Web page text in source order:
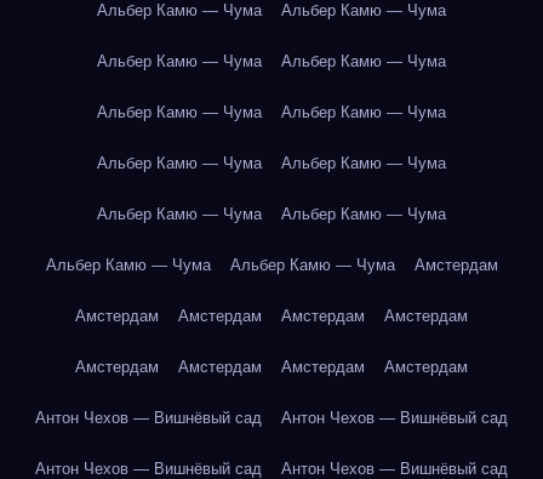
Альбер Камю — Чума Альбер Камю — Чума
Альбер Камю — Чума Альбер Камю — Чума
Альбер Камю — Чума Альбер Камю — Чума
Альбер Камю — Чума Альбер Камю — Чума
Альбер Камю — Чума Альбер Камю — Чума
Альбер Камю — Чума Альбер Камю — Чума Амстердам
Амстердам Амстердам Амстердам Амстердам
Амстердам Амстердам Амстердам Амстердам
Антон Чехов — Вишнёвый сад Антон Чехов — Вишнёвый сад
Антон Чехов — Вишнёвый сад Антон Чехов — Вишнёвый сад